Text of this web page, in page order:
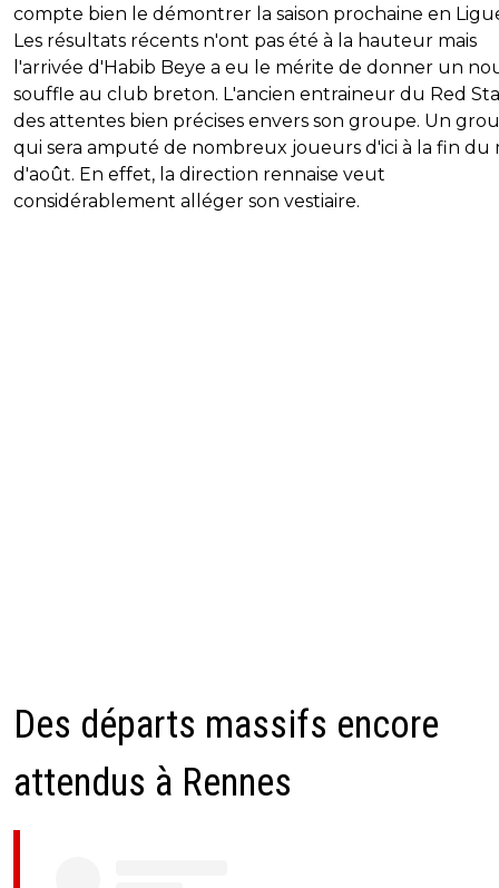
compte bien le démontrer la saison prochaine en
Les résultats récents n'ont pas été à la hauteur mais
l'arrivée d'Habib Beye a eu le mérite de donner un
souffle au club breton. L'ancien entraineur du Red
des attentes bien précises envers son groupe. Un
qui sera amputé de nombreux joueurs d'ici à la fin du
d'août. En effet, la direction rennaise veut
considérablement alléger son vestiaire.
Des départs massifs encore
attendus à Rennes